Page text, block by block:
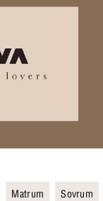
Matrum Sovrum